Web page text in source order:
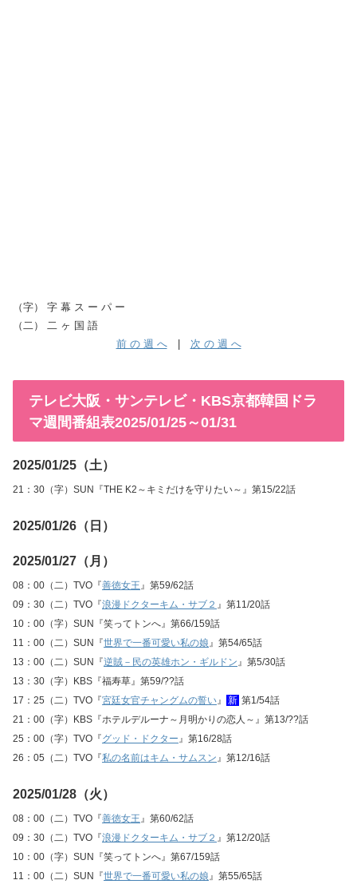
（字） 字 幕 ス ー パ ー
（二） 二 ヶ 国 語
前 の 週 へ| 次 の 週 へ
テレビ大阪・サンテレビ・KBS京都韓国ドラ
マ週間番組表2025/01/25～01/31
2025/01/25（土）
21：30（字）SUN『THE K2～キミだけを守りたい～』第15/22話
2025/01/26（日）
2025/01/27（月）
08：00（二）TVO『善徳女王』第59/62話
09：30（二）TVO『浪漫ドクターキム・サブ２ 』第11/20話
10：00（字）SUN『笑ってトンへ』第66/159話
11：00（二）SUN『世界で一番可愛い私の娘』第54/65話
13：00（二）SUN『逆賊－民の英雄ホン・ギルドン』第5/30話
13：30（字）KBS『福寿草』第59/??話
17：25（二）TVO『宮廷女官チャングムの誓い』 新 第1/54話
21：00（字）KBS『ホテルデルーナ～月明かりの恋人～』第13/??話
25：00（字）TVO『グッド・ドクター』第16/28話
26：05（二）TVO『私の名前はキム・サムスン』第12/16話
2025/01/28（火）
08：00（二）TVO『善徳女王』第60/62話
09：30（二）TVO『浪漫ドクターキム・サブ２ 』第12/20話
10：00（字）SUN『笑ってトンへ』第67/159話
11：00（二）SUN『世界で一番可愛い私の娘』第55/65話